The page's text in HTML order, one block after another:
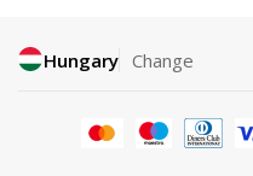
Hungary Change